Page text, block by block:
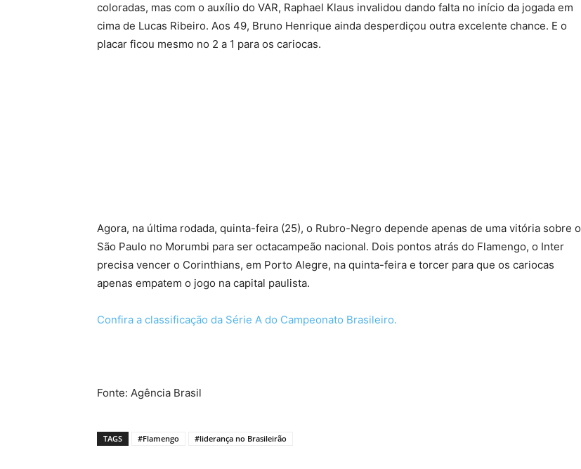
coloradas, mas com o auxílio do VAR, Raphael Klaus invalidou dando falta no início da jogada em
cima de Lucas Ribeiro. Aos 49, Bruno Henrique ainda desperdiçou outra excelente chance. E o
placar ficou mesmo no 2 a 1 para os cariocas.
Agora, na última rodada, quinta-feira (25), o Rubro-Negro depende apenas de uma vitória sobre o
São Paulo no Morumbi para ser octacampeão nacional. Dois pontos atrás do Flamengo, o Inter
precisa vencer o Corinthians, em Porto Alegre, na quinta-feira e torcer para que os cariocas
apenas empatem o jogo na capital paulista.
Confira a classificação da Série A do Campeonato Brasileiro.
Fonte: Agência Brasil
TAGS #Flamengo #liderança no Brasileirão